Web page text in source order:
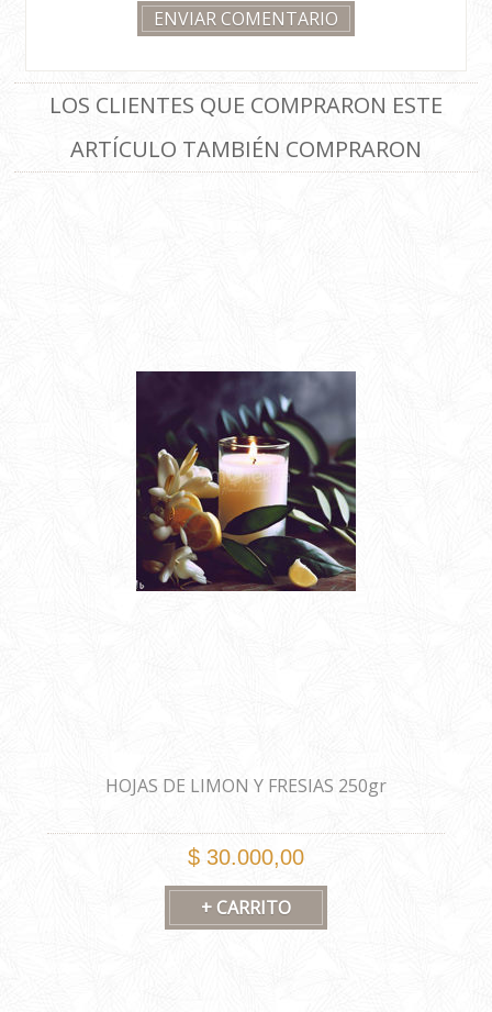
LOS CLIENTES QUE COMPRARON ESTE
ARTÍCULO TAMBIÉN COMPRARON
HOJAS DE LIMON Y FRESIAS 250gr
$ 30.000,00